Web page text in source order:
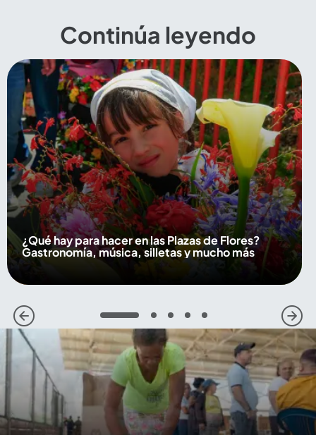
Continúa leyendo
¿Qué hay para hacer en las Plazas de Flores?
Gastronomía, música, silletas y mucho más
1 2 3 4 5